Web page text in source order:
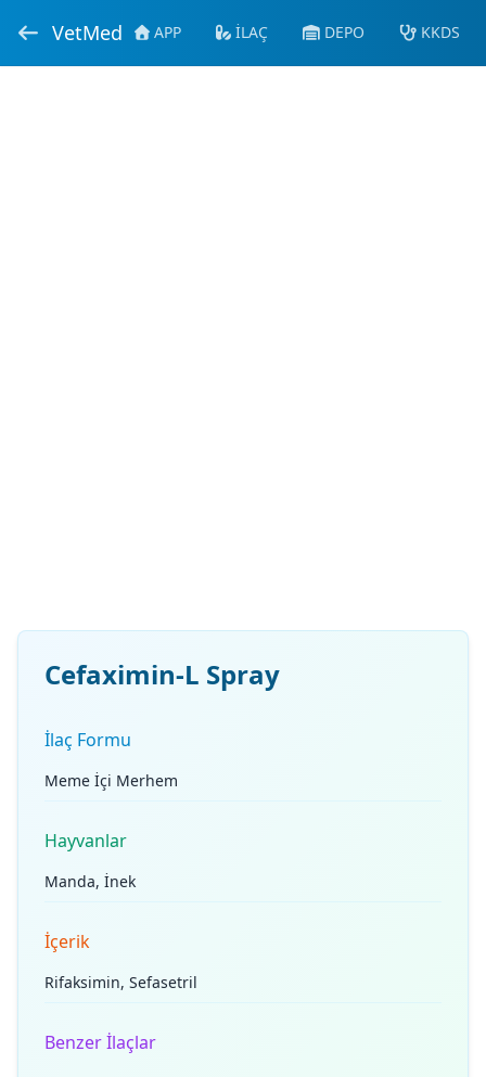
VetMed APP İLAÇ DEPO KKDS
Cefaximin-L Spray
İlaç Formu
Meme İçi Merhem
Hayvanlar
Manda, İnek
İçerik
Rifaksimin, Sefasetril
Benzer İlaçlar